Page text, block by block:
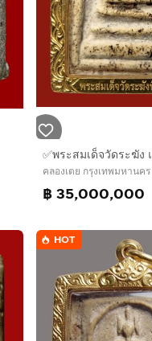
คลองเตย กรุงเทพมหานคร
฿ 35,000,000
HOT